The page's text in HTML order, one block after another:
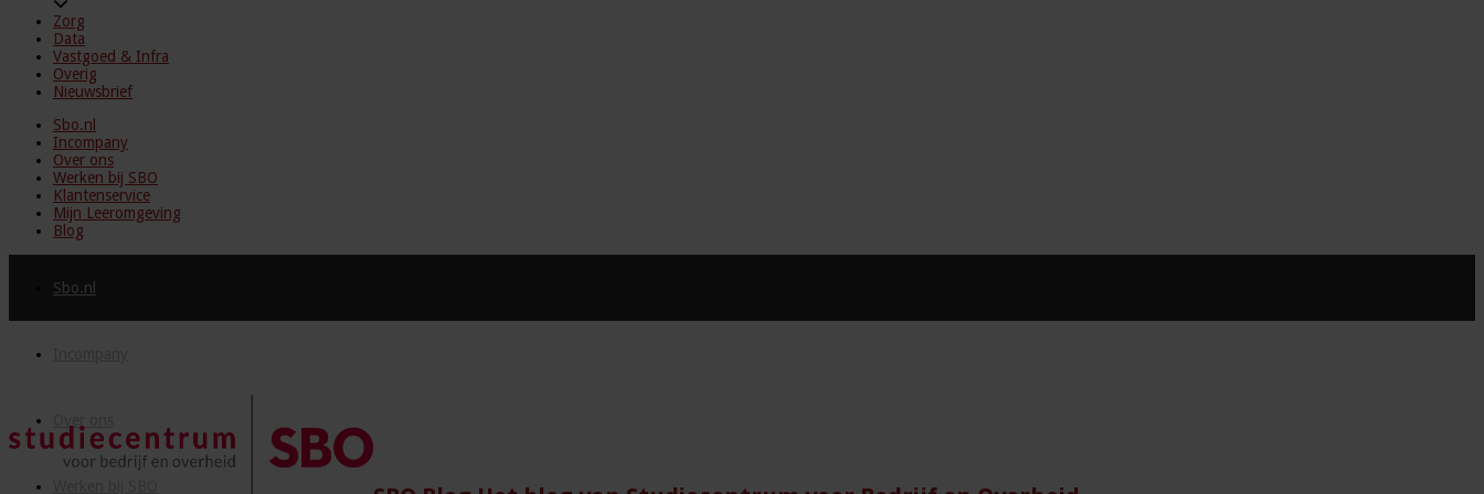
Zorg
Data
Vastgoed & Infra
Overig
Nieuwsbrief
Sbo.nl
Incompany
Over ons
Werken bij SBO
Klantenservice
Mijn Leeromgeving
Blog
Sbo.nl